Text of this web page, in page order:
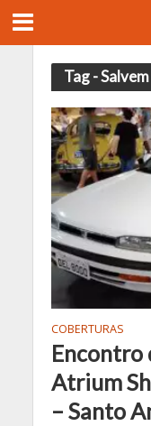
Tag -
COBERTURAS
Encontro
Atrium
– Santo